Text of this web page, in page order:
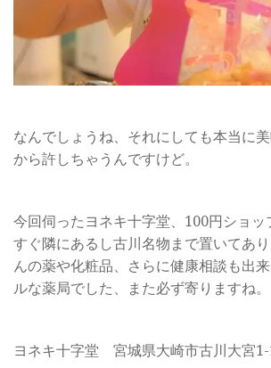
なんでしょうね、それにしても本当に
から許しちゃうんですけど。
今回伺ったヨネキ十字堂、100円ショッ
すぐ隣にあるし古川名物まで置いてあ
んの薬や化粧品、さらに健康相談も出
ルな薬局でした、また必ず寄りますね。
ヨネキ十字堂 宮城県大崎市古川大宮